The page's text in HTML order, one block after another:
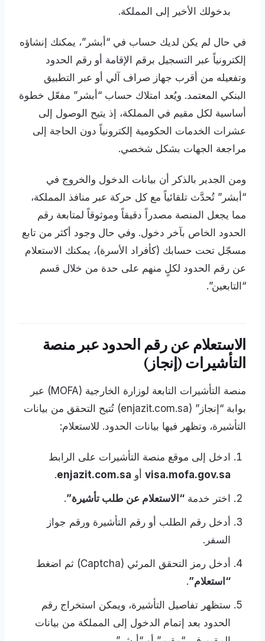
بدخولك الأخير إلى المملكة.
في حال لم يكن لديك حساب في “أبشر”، يمكنك إنشاؤه
إلكترونياً عبر التسجيل برقم الإقامة أو رقم الحدود
وتفعيله من أقرب جهاز صراف آلي أو عبر التطبيق
البنكي المعتمد. ويُعد امتلاك حساب “أبشر” مفعّل خطوة
أساسية لكل مقيم في المملكة، إذ يتيح الوصول إلى
عشرات الخدمات الحكومية إلكترونياً دون الحاجة إلى
مراجعة الجهات بشكل شخصي.
ومن الجدير بالذكر أن بيانات الدخول والخروج في
“أبشر” تُحدَّث تلقائياً مع كل حركة عبر منافذ المملكة،
مما يجعل المنصة مصدراً دقيقاً وموثوقاً لمتابعة رقم
الحدود الخاص بآخر دخول. وفي حال وجود أكثر من تابع
مسجّل تحت حسابك (كأفراد الأسرة)، يمكنك الاستعلام
عن رقم الحدود لكلٍ منهم على حدة من خلال قسم
“التابعين”.
الاستعلام عن رقم الحدود عبر منصة
التأشيرات (إنجاز)
منصة التأشيرات التابعة لوزارة الخارجية (MOFA) عبر
بوابة “إنجاز” (enjazit.com.sa) تُتيح التحقق من بيانات
التأشيرة، وتظهر فيها بيانات الحدود. للاستعلام:
ادخل إلى موقع منصة التأشيرات على الرابط
visa.mofa.gov.sa أو enjazit.com.sa
.
اختر خدمة “الاستعلام عن طلب تأشيرة”.
أدخل رقم الطلب أو رقم التأشيرة ورقم جواز
السفر.
أدخل رمز التحقق المرئي (Captcha) ثم اضغط
“استعلام”.
ستظهر تفاصيل التأشيرة، ويمكن استخراج رقم
الحدود بعد إتمام الدخول إلى المملكة من بيانات